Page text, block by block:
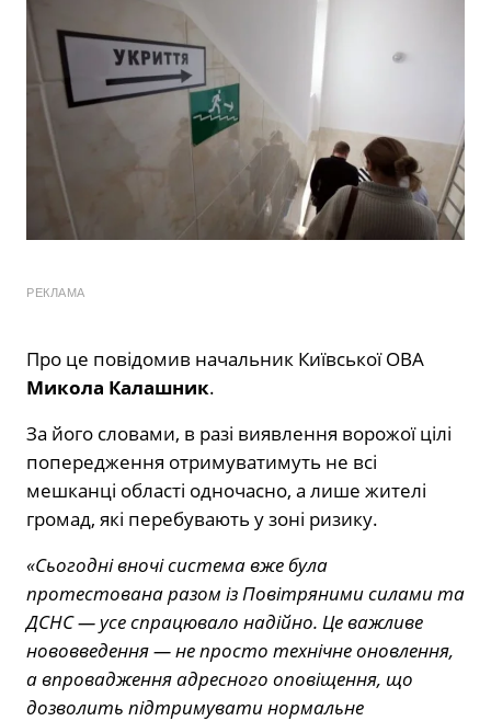
РЕКЛАМА
Про це повідомив начальник Київської ОВА
Микола Калашник.
За його словами, в разі виявлення ворожої цілі
попередження отримуватимуть не всі
мешканці області одночасно, а лише жителі
громад, які перебувають у зоні ризику.
«Сьогодні вночі система вже була
протестована разом із Повітряними силами та
ДСНС — усе спрацювало надійно. Це важливе
нововведення — не просто технічне оновлення,
а впровадження адресного оповіщення, що
дозволить підтримувати нормальне